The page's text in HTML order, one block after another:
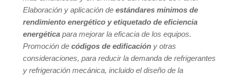
Elaboración y aplicación de estándares mínimos de
rendimiento energético y etiquetado de eficiencia
energética para mejorar la eficacia de los equipos.
Promoción de códigos de edificación y otras
consideraciones, para reducir la demanda de refrigerantes
y refrigeración mecánica, incluido el diseño de la